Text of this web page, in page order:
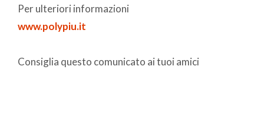
Per ulteriori informazioni
www.polypiu.it
Consiglia questo comunicato ai tuoi amici